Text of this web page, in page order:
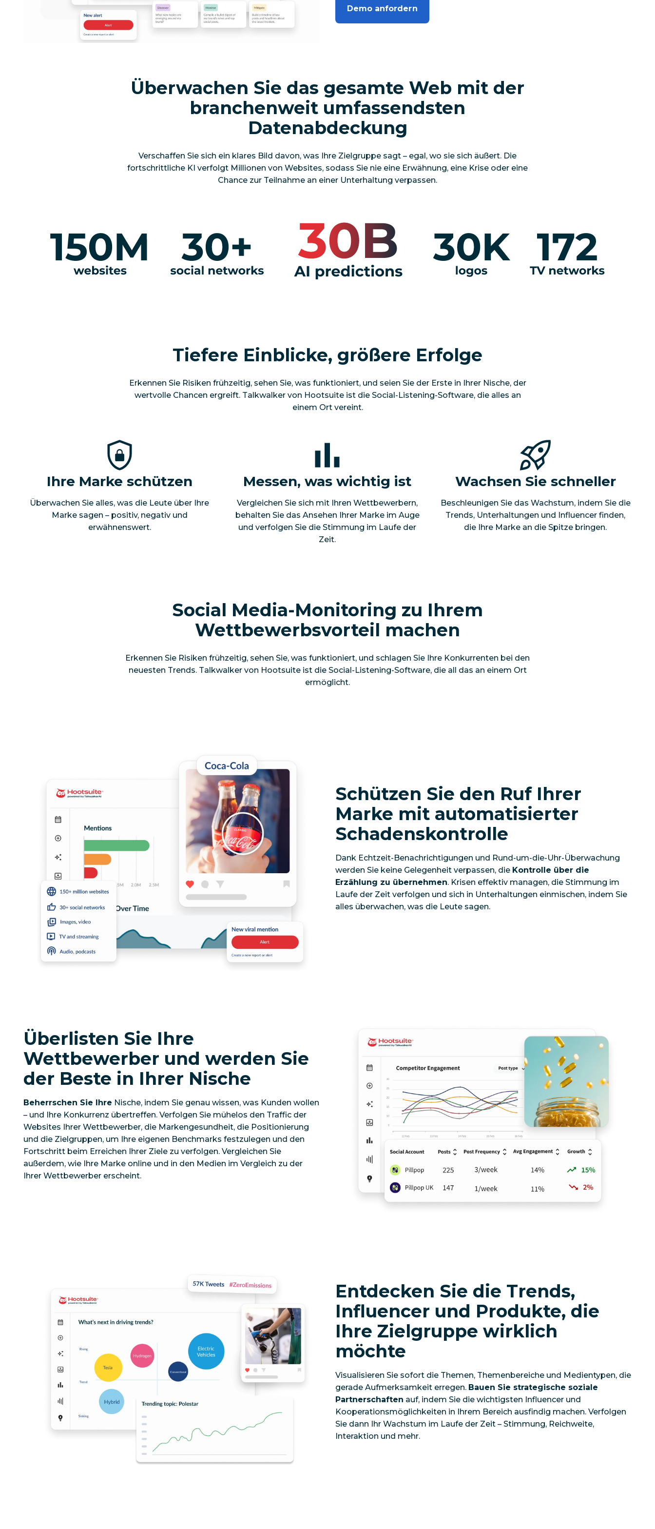
Demo anfordern
Überwachen Sie das gesamte Web mit der
branchenweit umfassendsten
Datenabdeckung
Verschaffen Sie sich ein klares Bild davon, was Ihre Zielgruppe sagt – egal, wo sie sich äußert. Die
fortschrittliche KI verfolgt Millionen von Websites, sodass Sie nie eine Erwähnung, eine Krise oder eine
Chance zur Teilnahme an einer Unterhaltung verpassen.
Tiefere Einblicke, größere Erfolge
Erkennen Sie Risiken frühzeitig, sehen Sie, was funktioniert, und seien Sie der Erste in Ihrer Nische, der
wertvolle Chancen ergreift. Talkwalker von Hootsuite ist die Social-Listening-Software, die alles an
einem Ort vereint.
Ihre Marke schützen
Überwachen Sie alles, was die Leute über Ihre
Marke sagen – positiv, negativ und
erwähnenswert.
Messen, was wichtig ist
Vergleichen Sie sich mit Ihren Wettbewerbern,
behalten Sie das Ansehen Ihrer Marke im Auge
und verfolgen Sie die Stimmung im Laufe der
Zeit.
Wachsen Sie schneller
Beschleunigen Sie das Wachstum, indem Sie die
Trends, Unterhaltungen und Influencer finden,
die Ihre Marke an die Spitze bringen.
Social Media-Monitoring zu Ihrem
Wettbewerbsvorteil machen
Erkennen Sie Risiken frühzeitig, sehen Sie, was funktioniert, und schlagen Sie Ihre Konkurrenten bei den
neuesten Trends. Talkwalker von Hootsuite ist die Social-Listening-Software, die all das an einem Ort
ermöglicht.
Schützen Sie den Ruf Ihrer
Marke mit automatisierter
Schadenskontrolle
Dank Echtzeit-Benachrichtigungen und Rund-um-die-Uhr-Überwachung
werden Sie keine Gelegenheit verpassen, die Kontrolle über die
Erzählung zu übernehmen. Krisen effektiv managen, die Stimmung im
Laufe der Zeit verfolgen und sich in Unterhaltungen einmischen, indem Sie
alles überwachen, was die Leute sagen.
Überlisten Sie Ihre
Wettbewerber und werden Sie
der Beste in Ihrer Nische
Beherrschen Sie Ihre Nische, indem Sie genau wissen, was Kunden wollen
– und Ihre Konkurrenz übertreffen. Verfolgen Sie mühelos den Traffic der
Websites Ihrer Wettbewerber, die Markengesundheit, die Positionierung
und die Zielgruppen, um Ihre eigenen Benchmarks festzulegen und den
Fortschritt beim Erreichen Ihrer Ziele zu verfolgen. Vergleichen Sie
außerdem, wie Ihre Marke online und in den Medien im Vergleich zu der
Ihrer Wettbewerber erscheint.
Entdecken Sie die Trends,
Influencer und Produkte, die
Ihre Zielgruppe wirklich
möchte
Visualisieren Sie sofort die Themen, Themenbereiche und Medientypen, die
gerade Aufmerksamkeit erregen. Bauen Sie strategische soziale
Partnerschaften auf, indem Sie die wichtigsten Influencer und
Kooperationsmöglichkeiten in Ihrem Bereich ausfindig machen. Verfolgen
Sie dann Ihr Wachstum im Laufe der Zeit – Stimmung, Reichweite,
Interaktion und mehr.